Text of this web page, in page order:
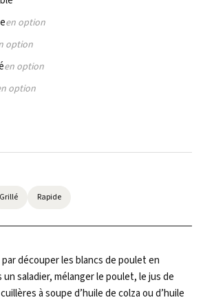
en option
option
en option
option
Grillé Rapide
découper les blancs de poulet en
un saladier, mélanger le poulet, le jus de
à soupe d’huile de colza ou d’huile